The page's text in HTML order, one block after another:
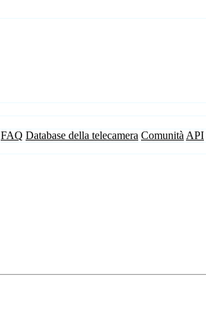
FAQ Database della telecamera Comunità API